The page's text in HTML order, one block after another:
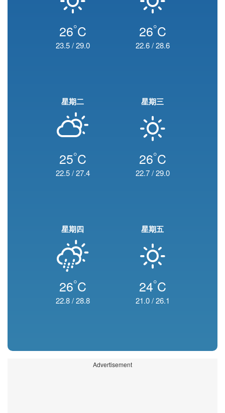
26°C
23.5/29.0
26°C
22.6/28.6
星期二
25°C
22.5/27.4
星期三
26°C
22.7/29.0
星期四
26°C
22.8/28.8
星期五
24°C
21.0/26.1
Advertisement